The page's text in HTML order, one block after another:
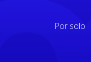
Por solo